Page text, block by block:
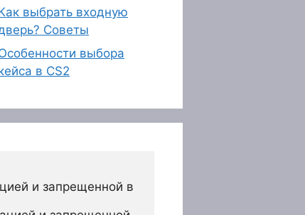
выбрать входную
Советы
выбора
в CS2
и запрещенной в